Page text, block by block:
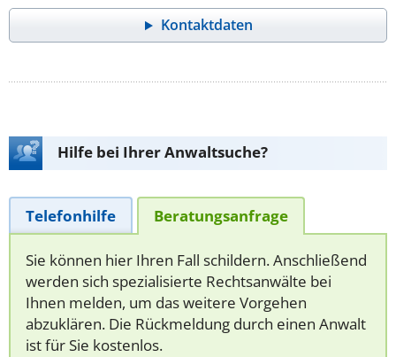
Kontaktdaten
Hilfe bei Ihrer Anwaltsuche?
Telefonhilfe Beratungsanfrage
Sie können hier Ihren Fall schildern. Anschließend
werden sich spezialisierte Rechtsanwälte bei
Ihnen melden, um das weitere Vorgehen
abzuklären. Die Rückmeldung durch einen Anwalt
ist für Sie kostenlos.